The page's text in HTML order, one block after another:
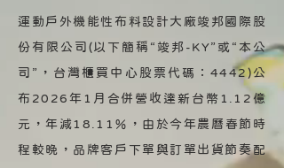
運動戶外機能性布料設計大廠竣邦國際股
份有限公司(以下簡稱“竣邦-KY”或“本公
司”，台灣櫃買中心股票代碼：4442)公
布2026年1月合併營收達新台幣1.12億
元，年減18.11％，由於今年農曆春節時
程較晚，品牌客戶下單與訂單出貨節奏配